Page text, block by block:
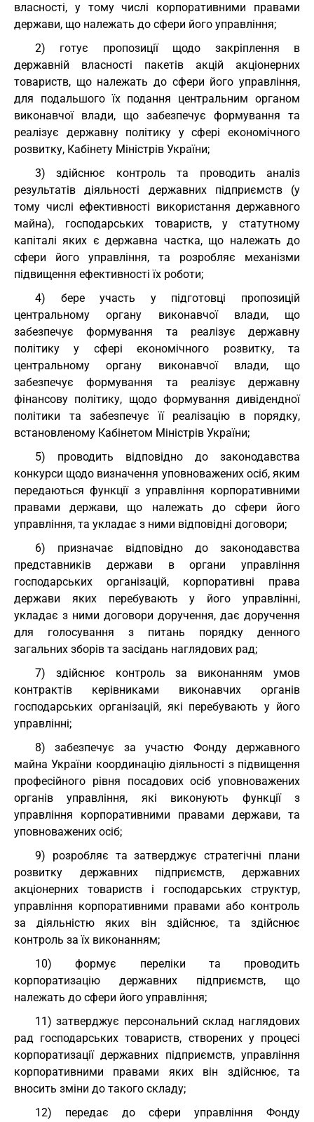
власності, у тому числі корпоративними правами
держави, що належать до сфери його управління;
2) готує пропозиції щодо закріплення в
державній власності пакетів акцій акціонерних
товариств, що належать до сфери його управління,
для подальшого їх подання центральним органом
виконавчої влади, що забезпечує формування та
реалізує державну політику у сфері економічного
розвитку, Кабінету Міністрів України;
3) здійснює контроль та проводить аналіз
результатів діяльності державних підприємств (у
тому числі ефективності використання державного
майна), господарських товариств, у статутному
капіталі яких є державна частка, що належать до
сфери його управління, та розробляє механізми
підвищення ефективності їх роботи;
4) бере участь у підготовці пропозицій
центральному органу виконавчої влади, що
забезпечує формування та реалізує державну
політику у сфері економічного розвитку, та
центральному органу виконавчої влади, що
забезпечує формування та реалізує державну
фінансову політику, щодо формування дивідендної
політики та забезпечує її реалізацію в порядку,
встановленому Кабінетом Міністрів України;
5) проводить відповідно до законодавства
конкурси щодо визначення уповноважених осіб, яким
передаються функції з управління корпоративними
правами держави, що належать до сфери його
управління, та укладає з ними відповідні договори;
6) призначає відповідно до законодавства
представників держави в органи управління
господарських організацій, корпоративні права
держави яких перебувають у його управлінні,
укладає з ними договори доручення, дає доручення
для голосування з питань порядку денного
загальних зборів та засідань наглядових рад;
7) здійснює контроль за виконанням умов
контрактів керівниками виконавчих органів
господарських організацій, які перебувають у його
управлінні;
8) забезпечує за участю Фонду державного
майна України координацію діяльності з підвищення
професійного рівня посадових осіб уповноважених
органів управління, які виконують функції з
управління корпоративними правами держави, та
уповноважених осіб;
9) розробляє та затверджує стратегічні плани
розвитку державних підприємств, державних
акціонерних товариств і господарських структур,
управління корпоративними правами або контроль
за діяльністю яких він здійснює, та здійснює
контроль за їх виконанням;
10) формує переліки та проводить
корпоратизацію державних підприємств, що
належать до сфери його управління;
11) затверджує персональний склад наглядових
рад господарських товариств, створених у процесі
корпоратизації державних підприємств, управління
корпоративними правами яких він здійснює, та
вносить зміни до такого складу;
12) передає до сфери управління Фонду